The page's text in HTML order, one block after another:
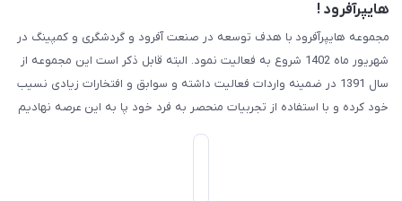
هایپرآفرود !
مجموعه هایپرآفرود با هدف توسعه در صنعت آفرود و گردشگری و کمپینگ در
شهریور ماه 1402 شروع به فعالیت نمود. البته قابل ذکر است این مجموعه از
سال 1391 در ضمینه واردات فعالیت داشته و سوابق و افتخارات زیادی نسیب
خود کرده و با استفاده از تجربیات منحصر به فرد خود پا به این عرصه نهادیم